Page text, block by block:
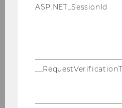
Kontakt:
cornelia.moll@wu.ac.at
WU Pres­se­info: Reich
ASP.NET_SessionId